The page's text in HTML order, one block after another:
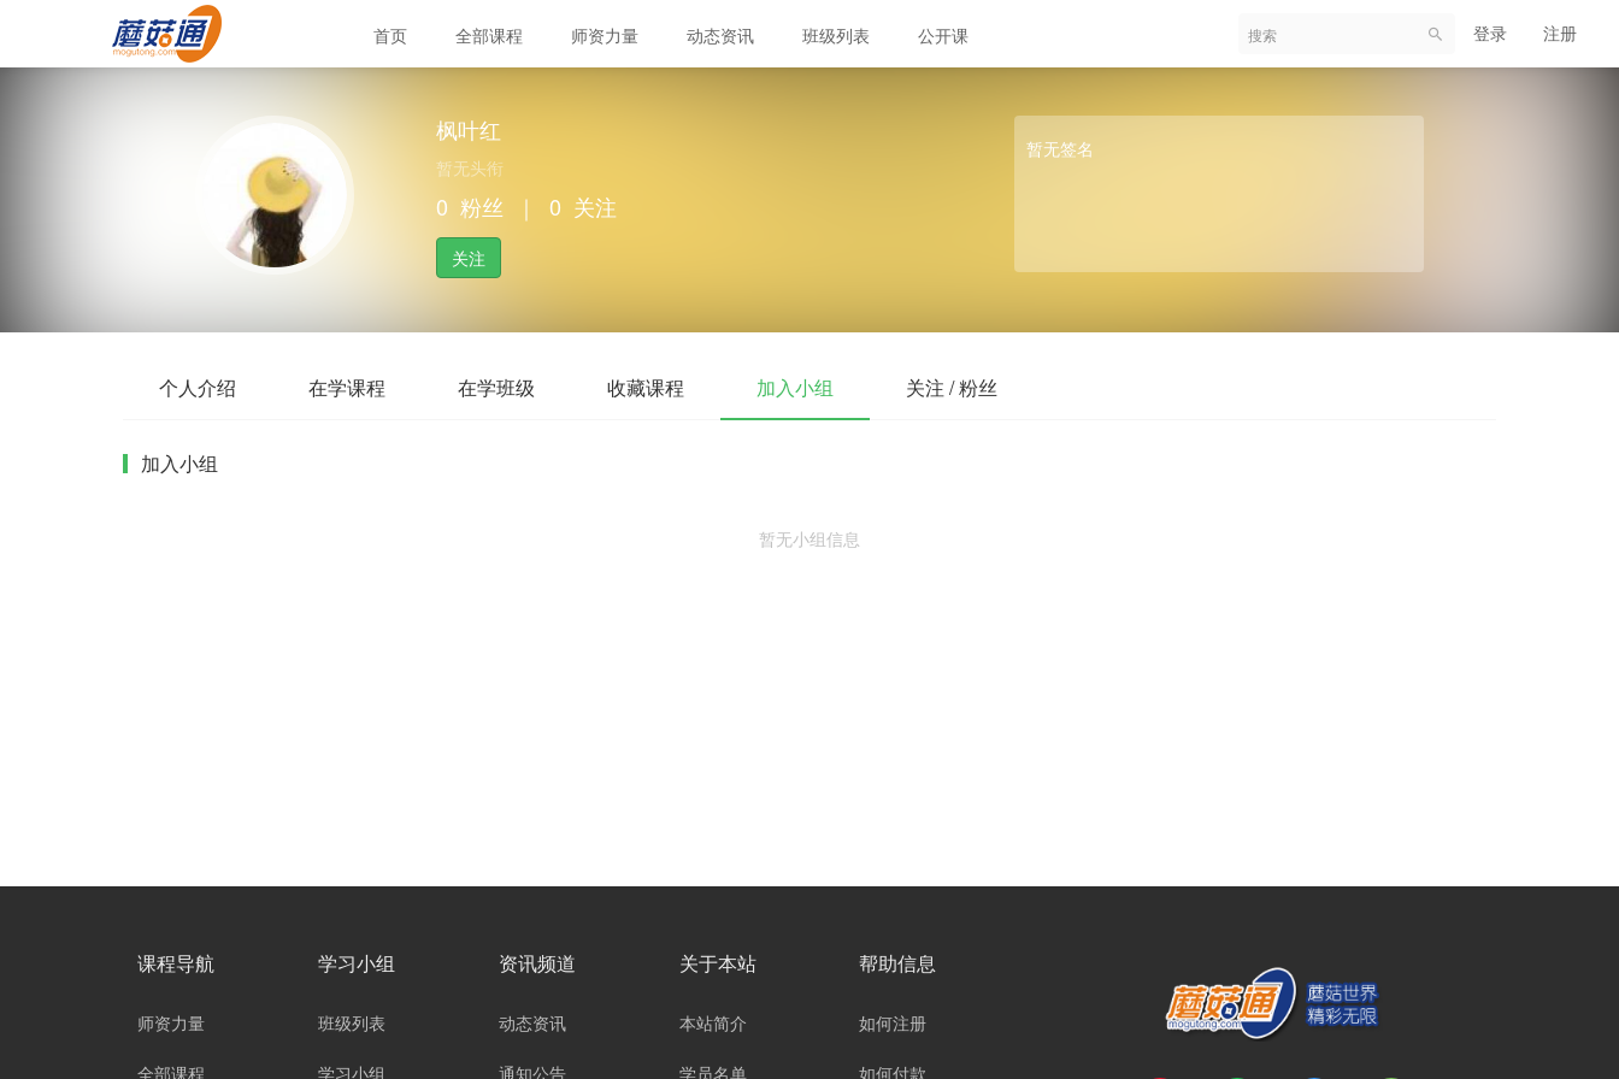
首页 全部课程 师资力量 动态资讯 班级列表 公开课 登录 注册
枫叶红
暂无头衔
0 粉丝 ｜ 0 关注
关注
暂无签名
个人介绍 在学课程 在学班级 收藏课程 加入小组 关注 / 粉丝
加入小组
暂无小组信息
课程导航
师资力量
全部课程
学习小组
班级列表
学习小组
资讯频道
动态资讯
通知公告
关于本站
本站简介
学员名单
帮助信息
如何注册
如何付款